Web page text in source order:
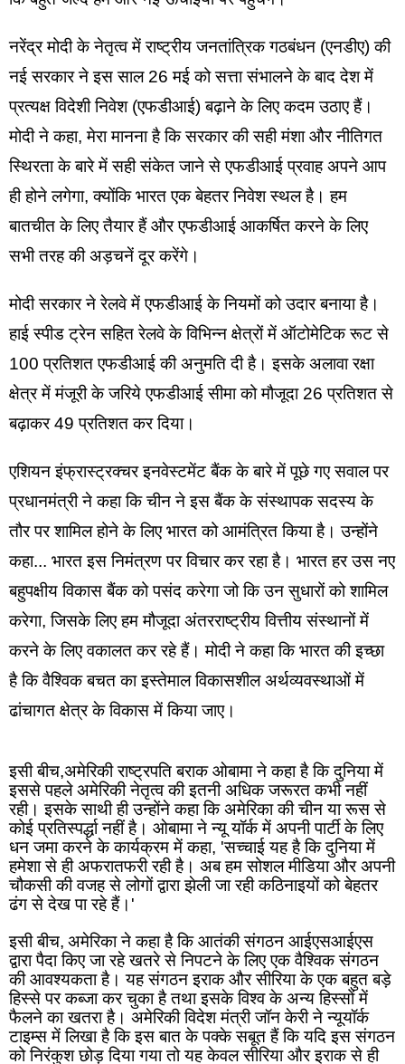
नरेंद्र मोदी के नेतृत्व में राष्ट्रीय जनतांत्रिक गठबंधन (एनडीए) की
नई सरकार ने इस साल 26 मई को सत्ता संभालने के बाद देश में
प्रत्यक्ष विदेशी निवेश (एफडीआई) बढ़ाने के लिए कदम उठाए हैं।
मोदी ने कहा, मेरा मानना है कि सरकार की सही मंशा और नीतिगत
स्थिरता के बारे में सही संकेत जाने से एफडीआई प्रवाह अपने आप
ही होने लगेगा, क्योंकि भारत एक बेहतर निवेश स्थल है। हम
बातचीत के लिए तैयार हैं और एफडीआई आकर्षित करने के लिए
सभी तरह की अड़चनें दूर करेंगे।
मोदी सरकार ने रेलवे में एफडीआई के नियमों को उदार बनाया है।
हाई स्पीड ट्रेन सहित रेलवे के विभिन्न क्षेत्रों में ऑटोमेटिक रूट से
100 प्रतिशत एफडीआई की अनुमति दी है। इसके अलावा रक्षा
क्षेत्र में मंजूरी के जरिये एफडीआई सीमा को मौजूदा 26 प्रतिशत से
बढ़ाकर 49 प्रतिशत कर दिया।
एशियन इंफ्रास्ट्रक्चर इनवेस्टमेंट बैंक के बारे में पूछे गए सवाल पर
प्रधानमंत्री ने कहा कि चीन ने इस बैंक के संस्थापक सदस्य के
तौर पर शामिल होने के लिए भारत को आमंत्रित किया है। उन्होंने
कहा... भारत इस निमंत्रण पर विचार कर रहा है। भारत हर उस नए
बहुपक्षीय विकास बैंक को पसंद करेगा जो कि उन सुधारों को शामिल
करेगा, जिसके लिए हम मौजूदा अंतरराष्ट्रीय वित्तीय संस्थानों में
करने के लिए वकालत कर रहे हैं। मोदी ने कहा कि भारत की इच्छा
है कि वैश्विक बचत का इस्तेमाल विकासशील अर्थव्यवस्थाओं में
ढांचागत क्षेत्र के विकास में किया जाए।
इसी बीच,अमेरिकी राष्ट्रपति बराक ओबामा ने कहा है कि दुनिया में
इससे पहले अमेरिकी नेतृत्व की इतनी अधिक जरूरत कभी नहीं
रही। इसके साथी ही उन्होंने कहा कि अमेरिका की चीन या रूस से
कोई प्रतिस्पर्द्धा नहीं है। ओबामा ने न्यू यॉर्क में अपनी पार्टी के लिए
धन जमा करने के कार्यक्रम में कहा, 'सच्चाई यह है कि दुनिया में
हमेशा से ही अफरातफरी रही है। अब हम सोशल मीडिया और अपनी
चौकसी की वजह से लोगों द्वारा झेली जा रही कठिनाइयों को बेहतर
ढंग से देख पा रहे हैं।'
इसी बीच, अमेरिका ने कहा है कि आतंकी संगठन आईएसआईएस
द्वारा पैदा किए जा रहे खतरे से निपटने के लिए एक वैश्विक संगठन
की आवश्यकता है। यह संगठन इराक और सीरिया के एक बहुत बड़े
हिस्से पर कब्जा कर चुका है तथा इसके विश्व के अन्य हिस्सों में
फैलने का खतरा है। अमेरिकी विदेश मंत्री जॉन केरी ने न्यूयॉर्क
टाइम्स में लिखा है कि इस बात के पक्के सबूत हैं कि यदि इस संगठन
को निरंकुश छोड़ दिया गया तो यह केवल सीरिया और इराक से ही